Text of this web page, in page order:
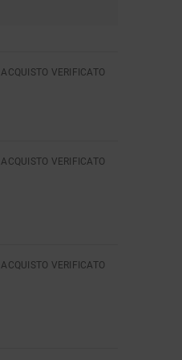
ACQUISTO VERIFICATO
ACQUISTO VERIFICATO
ACQUISTO VERIFICATO